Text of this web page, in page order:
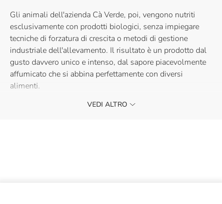
Gli animali dell'azienda Cà Verde, poi, vengono nutriti
esclusivamente con prodotti biologici, senza impiegare
tecniche di forzatura di crescita o metodi di gestione
industriale dell'allevamento. Il risultato è un prodotto dal
gusto davvero unico e intenso, dal sapore piacevolmente
affumicato che si abbina perfettamente con diversi
alimenti.
Provala in semplicità, su un pezzo di pane o cracker per
VEDI ALTRO